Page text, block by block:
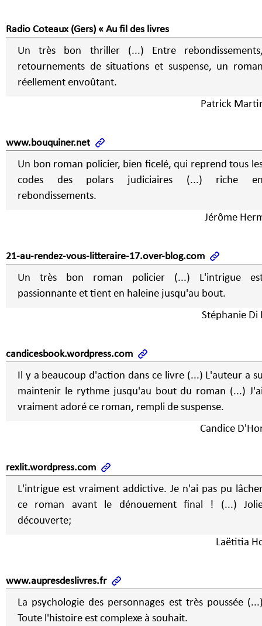
Radio Coteaux (Gers) « Au fil des livres
Un très bon thriller (...) Entre
retournements de situations et suspense, un
réellement envoûtant.
Patrick
www.bouquiner.net
Un bon roman policier, bien ficelé, qui reprend tous
codes des polars judiciaires (...) riche
rebondissements.
Jérôme
21-au-rendez-vous-litteraire-17.over-blog.com
Un très bon roman policier (...) L'intrigue
passionnante et tient en haleine jusqu'au bout.
Stéphanie Di
candicesbook.wordpress.com
Il y a beaucoup d'action dans ce livre (...) L'auteur a
maintenir le rythme jusqu'au bout du roman (...)
vraiment adoré ce roman, rempli de suspense.
Candice
rexlit.wordpress.com
L'intrigue est vraiment addictive. Je n'ai pas pu
ce roman avant le dénouement final ! (...)
découverte;
Laëtitia
www.aupresdeslivres.fr
La psychologie des personnages est très poussée
Toute l'histoire est complexe à souhait.